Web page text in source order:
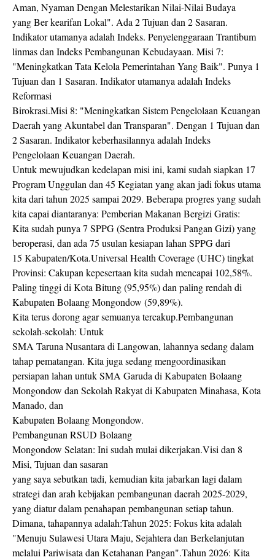
Aman, Nyaman Dengan Melestarikan Nilai-Nilai Budaya
yang Ber kearifan Lokal". Ada 2 Tujuan dan 2 Sasaran.
Indikator utamanya adalah Indeks. Penyelenggaraan Trantibum
linmas dan Indeks Pembangunan Kebudayaan. Misi 7:
"Meningkatkan Tata Kelola Pemerintahan Yang Baik". Punya 1
Tujuan dan 1 Sasaran. Indikator utamanya adalah Indeks
Reformasi
Birokrasi.Misi 8: "Meningkatkan Sistem Pengelolaan Keuangan
Daerah yang Akuntabel dan Transparan". Dengan 1 Tujuan dan
2 Sasaran. Indikator keberhasilannya adalah Indeks
Pengelolaan Keuangan Daerah.
Untuk mewujudkan kedelapan misi ini, kami sudah siapkan 17
Program Unggulan dan 45 Kegiatan yang akan jadi fokus utama
kita dari tahun 2025 sampai 2029. Beberapa progres yang sudah
kita capai diantaranya: Pemberian Makanan Bergizi Gratis:
Kita sudah punya 7 SPPG (Sentra Produksi Pangan Gizi) yang
beroperasi, dan ada 75 usulan kesiapan lahan SPPG dari
15 Kabupaten/Kota.Universal Health Coverage (UHC) tingkat
Provinsi: Cakupan kepesertaan kita sudah mencapai 102,58%.
Paling tinggi di Kota Bitung (95,95%) dan paling rendah di
Kabupaten Bolaang Mongondow (59,89%).
Kita terus dorong agar semuanya tercakup.Pembangunan
sekolah-sekolah: Untuk
SMA Taruna Nusantara di Langowan, lahannya sedang dalam
tahap pematangan. Kita juga sedang mengoordinasikan
persiapan lahan untuk SMA Garuda di Kabupaten Bolaang
Mongondow dan Sekolah Rakyat di Kabupaten Minahasa, Kota
Manado, dan
Kabupaten Bolaang Mongondow.
Pembangunan RSUD Bolaang
Mongondow Selatan: Ini sudah mulai dikerjakan.Visi dan 8
Misi, Tujuan dan sasaran
yang saya sebutkan tadi, kemudian kita jabarkan lagi dalam
strategi dan arah kebijakan pembangunan daerah 2025-2029,
yang diatur dalam penahapan pembangunan setiap tahun.
Dimana, tahapannya adalah:Tahun 2025: Fokus kita adalah
"Menuju Sulawesi Utara Maju, Sejahtera dan Berkelanjutan
melalui Pariwisata dan Ketahanan Pangan".Tahun 2026: Kita